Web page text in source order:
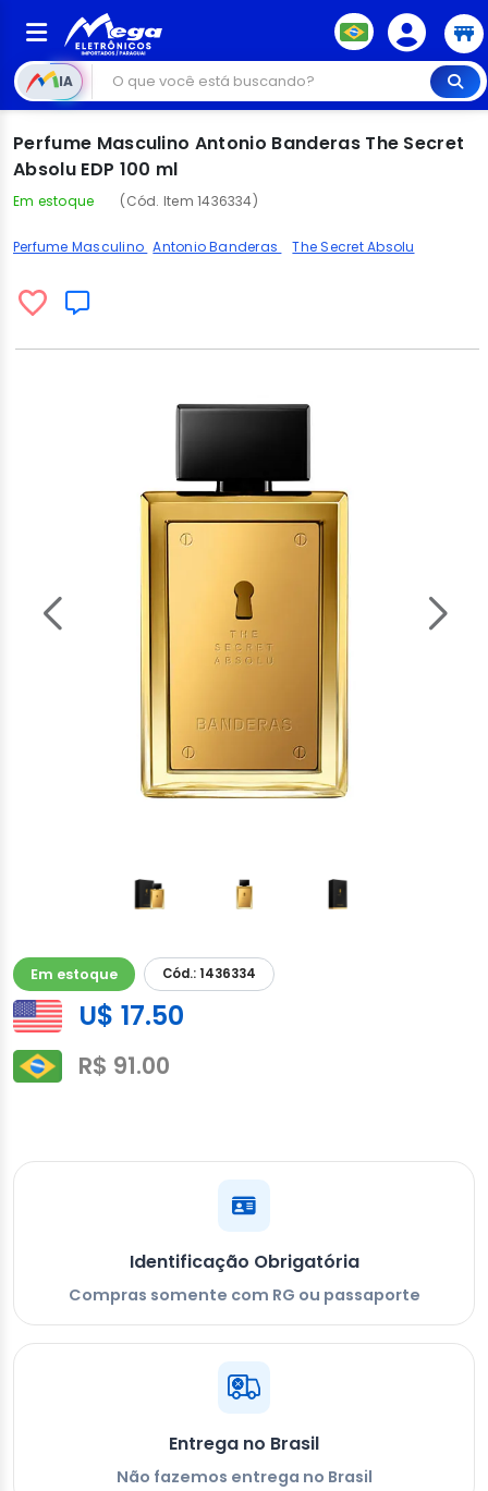
IA
Perfume Masculino Antonio Banderas The Secret
Absolu EDP 100 ml
Em estoque (Cód. Item 1436334)
Perfume Masculino Antonio Banderas The Secret Absolu
Em estoque Cód.: 1436334
U$ 17.50
R$ 91.00
Identificação Obrigatória
Compras somente com RG ou passaporte
Entrega no Brasil
Não fazemos entrega no Brasil